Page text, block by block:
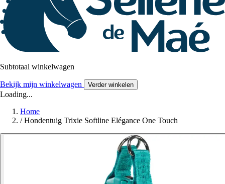
Subtotaal winkelwagen
Bekijk mijn winkelwagen Verder winkelen
Loading...
Home
/ Hondentuig Trixie Softline Elégance One Touch